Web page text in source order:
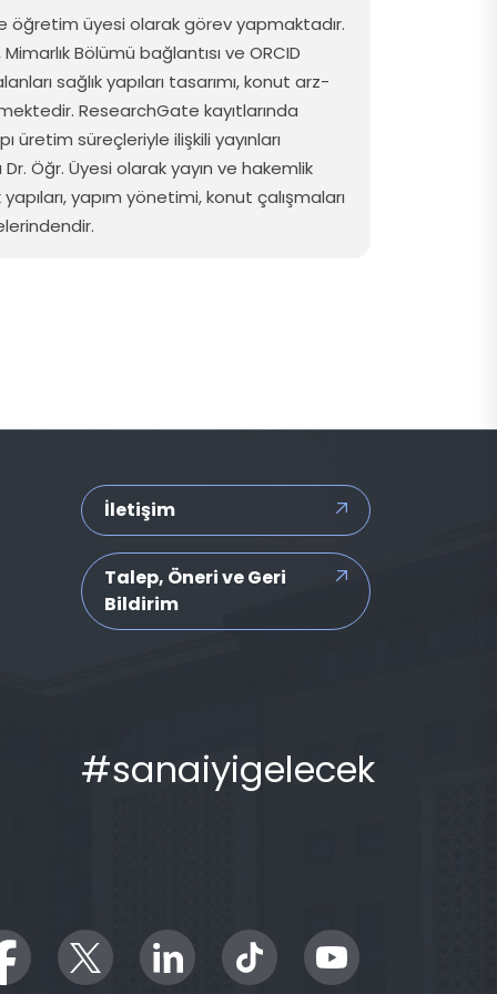
öğretim üyesi olarakgörevyapmaktadır.
Mimarlık Bölümü bağlantısı ve ORCID
sağlıkyapıları tasarımı,konut arz-
. ResearchGate kayıtlarında
üretim süreçleriyle ilişkili yayınları
Dr. Öğr. Üyesi olarakyayın ve hakemlik
yapıları,yapım yönetimi,konut çalışmaları
.
İletişim
Talep, Öneri ve Geri
Bildirim
#sanaiyigelecek